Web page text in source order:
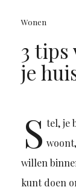
Wonen
3
je
S tel, je
willen
kunt doen